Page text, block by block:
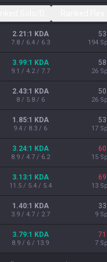
2.21:1 KDA
7.8 / 6.4 / 6.3
53
194
3.99:1 KDA
9.1 / 4.2 / 7.7
58
26
2.43:1 KDA
8 / 5.8 / 6
50
26
1.85:1 KDA
9.4 / 8.3 / 6
53
17
3.24:1 KDA
8.9 / 4.7 / 6.2
60
15
3.13:1 KDA
11.5 / 5.4 / 5.4
69
13
1.40:1 KDA
3.9 / 4.7 / 2.7
33
9
3.79:1 KDA
8.9 / 6 / 13.9
71
7